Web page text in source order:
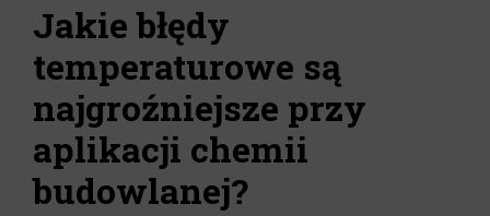
Jakie błędy
temperaturowe są
najgroźniejsze przy
aplikacji chemii
budowlanej?